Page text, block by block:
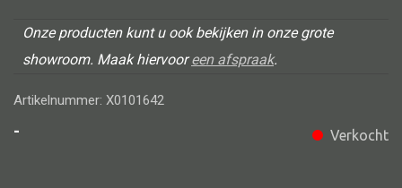
Fautteuil
Barstoel
Kinderstoel
Kruk
Onze producten kunt u ook bekijken in onze grote
showroom. Maak hiervooreen afspraak.
Artikelnummer: X0101642
-
Verkocht